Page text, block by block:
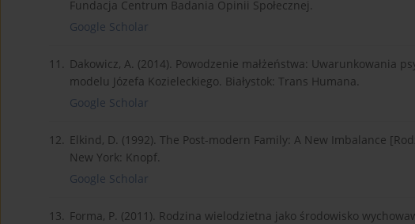
Fundacja Centrum Badania Opinii Społecznej.
Google Scholar
11. Dakowicz, A. (2014). Powodzenie małżeństwa: Uwarunkowania
modelu Józefa Kozieleckiego. Białystok: Trans Humana.
Google Scholar
12. Elkind, D. (1992). The Post-modern Family: A New Imbalance
New York: Knopf.
Google Scholar
13. Forma, P. (2011). Rodzina wielodzietna jako środowisko